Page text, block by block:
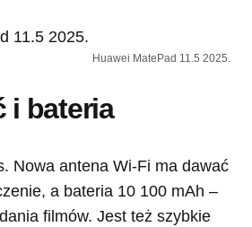
Huawei MatePad 11.5 2025.
i bateria
Nowa antena Wi-Fi ma dawać
a bateria 10 100 mAh –
filmów. Jest też szybkie